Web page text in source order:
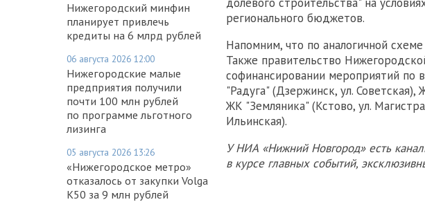
Нижегородский минфин
планирует привлечь
кредиты на 6 млрд рублей
06 августа 2026 12:00
Нижегородские малые
предприятия получили
почти 100 млн рублей
по программе льготного
лизинга
05 августа 2026 13:26
«Нижегородское метро»
отказалось от закупки Volga
K50 за 9 млн рублей
регионального бюджетов.
Напомним, что по аналогичной
Также правительство
софинансировании мероприятий
"Радуга" (Дзержинск, ул.
ЖК "Земляника" (Кстово, ул.
Ильинская).
У НИА «Нижний Новгород» есть
в курсе главных событий,